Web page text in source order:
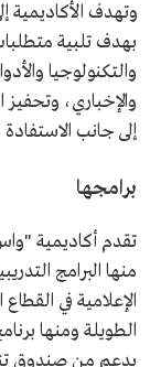
وتهدف الأكاديمية
بهدف تلبية
والتكنولوجيا
والإخباري، وتحفيز
إلى جانب
برامجها
تقدم أكاديمية
منها البرامج
الإعلامية في
الطويلة ومنها
بدعم من صندوق